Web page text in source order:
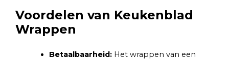
Voordelen van Keukenblad
Wrappen
Betaalbaarheid:Het wrappen van een